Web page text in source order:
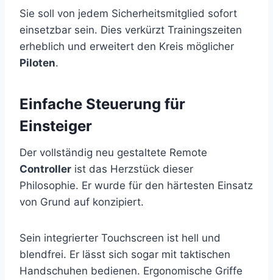
Sie soll von jedem Sicherheitsmitglied sofort
einsetzbar sein. Dies verkürzt Trainingszeiten
erheblich und erweitert den Kreis möglicher
Piloten.
Einfache Steuerung für
Einsteiger
Der vollständig neu gestaltete Remote
Controller ist das Herzstück dieser
Philosophie. Er wurde für den härtesten Einsatz
von Grund auf konzipiert.
Sein integrierter Touchscreen ist hell und
blendfrei. Er lässt sich sogar mit taktischen
Handschuhen bedienen. Ergonomische Griffe